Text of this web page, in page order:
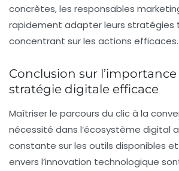
concrètes, les responsables
rapidement adapter leurs stratégies
concentrant sur les actions efficaces.
Conclusion sur l’importance
stratégie digitale efficace
Maîtriser le parcours du clic à la
nécessité dans l’écosystème digital
constante sur les outils disponibles
envers l’innovation technologique